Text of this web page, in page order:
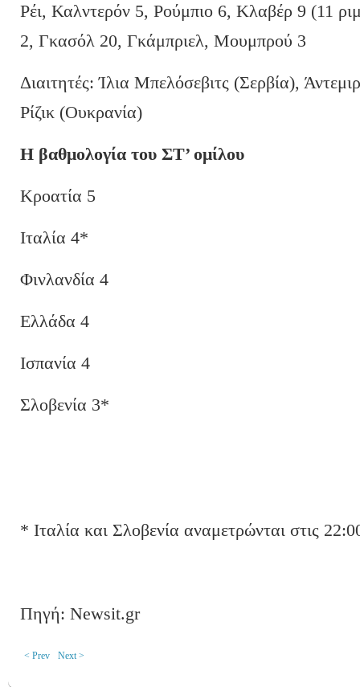
Ρέι, Καλντερόν 5, Ρούμπιο 6, Κλαβέρ 9 (11
2, Γκασόλ 20, Γκάμπριελ, Μουμπρού 3
Διαιτητές: Ίλια Μπελόσεβιτς (Σερβία),
Ρίζικ (Ουκρανία)
Η βαθμολογία του ΣΤ’ ομίλου
Κροατία 5
Ιταλία 4*
Φινλανδία 4
Ελλάδα 4
Ισπανία 4
Σλοβενία 3*
* Ιταλία και Σλοβενία αναμετρώνται στις
Πηγή: Newsit.gr
< Prev Next >